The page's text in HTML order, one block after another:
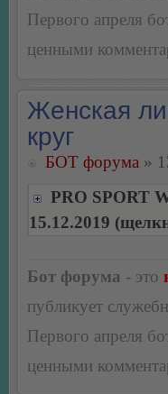
Первого апреля
ценными
Женская
круг
БОТ форума »
PRO SPORT
15.12.2019
Бот форума - это
публикует
Первого апреля
ценными